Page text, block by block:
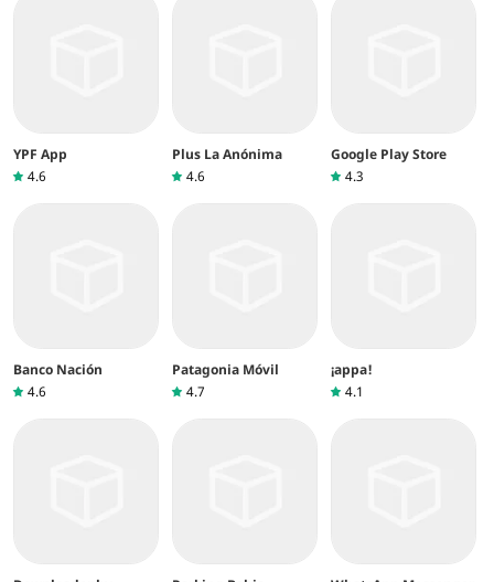
YPF App
4.6
Plus La Anónima
4.6
Google Play Store
4.3
Banco Nación
4.6
Patagonia Móvil
4.7
¡appa!
4.1